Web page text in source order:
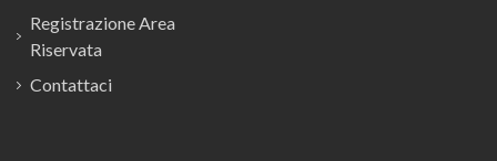
Registrazione Area
Riservata
Contattaci